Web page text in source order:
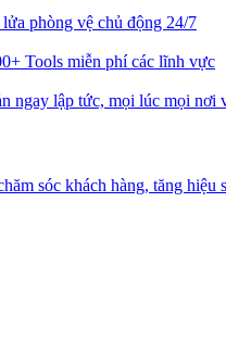
phòng vệ chủ động 24/7
Tools miễn phí các lĩnh vực
ngay lập tức, mọi lúc mọi nơi
sóc khách hàng, tăng hiệu